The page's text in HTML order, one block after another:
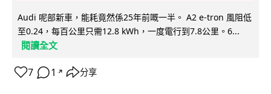
Audi 呢部新車，能耗竟然係25年前嘅一半。 A2 e-tron 風阻低
至0.24，每百公里只需12.8 kWh，一度電行到7.8公里。6...
閱讀全文
7 1 ↗ 分享